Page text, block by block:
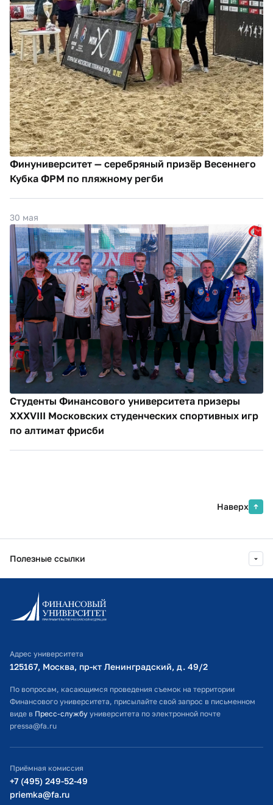
Финуниверситет — серебряный призёр Весеннего
Кубка ФРМ по пляжному регби
30 мая
Студенты Финансового университета призеры
XXXVIII Московских студенческих спортивных игр
по алтимат фрисби
Наверх
Полезные ссылки
Информационно-образовательный портал
Личный кабинет поступающего
Оплата обучения
Расписание занятий
Студенческий офис
Официальный адрес электронной почты
Министерство просвещения РФ
Министерство науки и высшего образования РФ
Адрес университета
125167, Москва, пр-кт Ленинградский, д. 49/2​
По вопросам, касающимся проведения съемок на территории
Финансового университета, присылайте свой запрос в письменном
виде в Пресс-службу университета по электронной почте
pressa@fa.ru
Приёмная комиссия
+7 (495) 249-52-49
priemka@fa.ru